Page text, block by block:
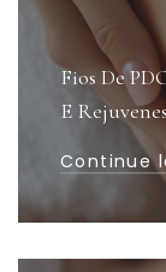
Fios De
E
Continue